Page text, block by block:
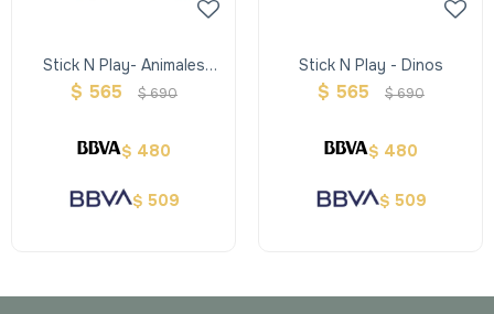
Stick N Play- Animales
Polares
$ 565 $690
$ 480
$ 509
Stick N Play - Dinos
$ 565 $690
$ 480
$ 509